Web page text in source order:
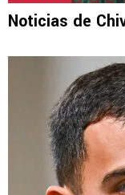
Noticias de